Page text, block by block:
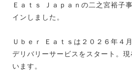
Ｅａｔｓ Ｊａｐａｎの二之宮裕子
インしました。
Ｕｂｅｒ Ｅａｔｓは２０２６年４
デリバリーサービスをスタート。
います。